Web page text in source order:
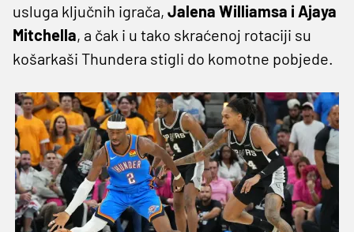
usluga ključnih igrača, Jalena Williamsa i Ajaya
Mitchella, a čak i u tako skraćenoj rotaciji su
košarkaši Thundera stigli do komotne pobjede.